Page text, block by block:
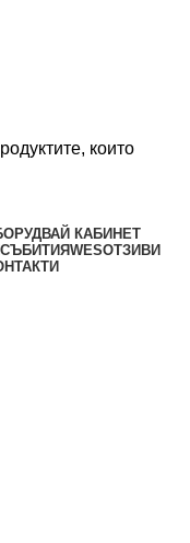
КАБИНЕТ
СЪБИТИЯWESОТЗИВИ
които